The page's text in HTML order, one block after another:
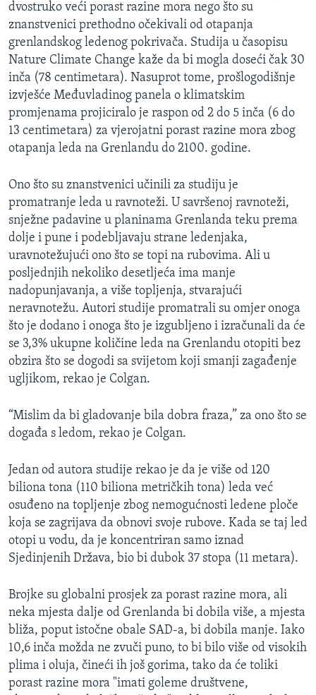
dvostruko veći porast razine mora nego što su
znanstvenici prethodno očekivali od otapanja
grenlandskog ledenog pokrivača. Studija u časopisu
Nature Climate Change kaže da bi mogla doseći čak 30
inča (78 centimetara). Nasuprot tome, prošlogodišnje
izvješće Međuvladinog panela o klimatskim
promjenama projiciralo je raspon od 2 do 5 inča (6 do
13 centimetara) za vjerojatni porast razine mora zbog
otapanja leda na Grenlandu do 2100. godine.
Ono što su znanstvenici učinili za studiju je
promatranje leda u ravnoteži. U savršenoj ravnoteži,
snježne padavine u planinama Grenlanda teku prema
dolje i pune i podebljavaju strane ledenjaka,
uravnotežujući ono što se topi na rubovima. Ali u
posljednjih nekoliko desetljeća ima manje
nadopunjavanja, a više topljenja, stvarajući
neravnotežu. Autori studije promatrali su omjer onoga
što je dodano i onoga što je izgubljeno i izračunali da će
se 3,3% ukupne količine leda na Grenlandu otopiti bez
obzira što se dogodi sa svijetom koji smanji zagađenje
ugljikom, rekao je Colgan.
“Mislim da bi gladovanje bila dobra fraza,” za ono što se
događa s ledom, rekao je Colgan.
Jedan od autora studije rekao je da je više od 120
biliona tona (110 biliona metričkih tona) leda već
osuđeno na topljenje zbog nemogućnosti ledene ploče
koja se zagrijava da obnovi svoje rubove. Kada se taj led
otopi u vodu, da je koncentriran samo iznad
Sjedinjenih Država, bio bi dubok 37 stopa (11 metara).
Brojke su globalni prosjek za porast razine mora, ali
neka mjesta dalje od Grenlanda bi dobila više, a mjesta
bliža, poput istočne obale SAD-a, bi dobila manje. Iako
10,6 inča možda ne zvuči puno, to bi bilo više od visokih
plima i oluja, čineći ih još gorima, tako da će toliki
porast razine mora "imati goleme društvene,